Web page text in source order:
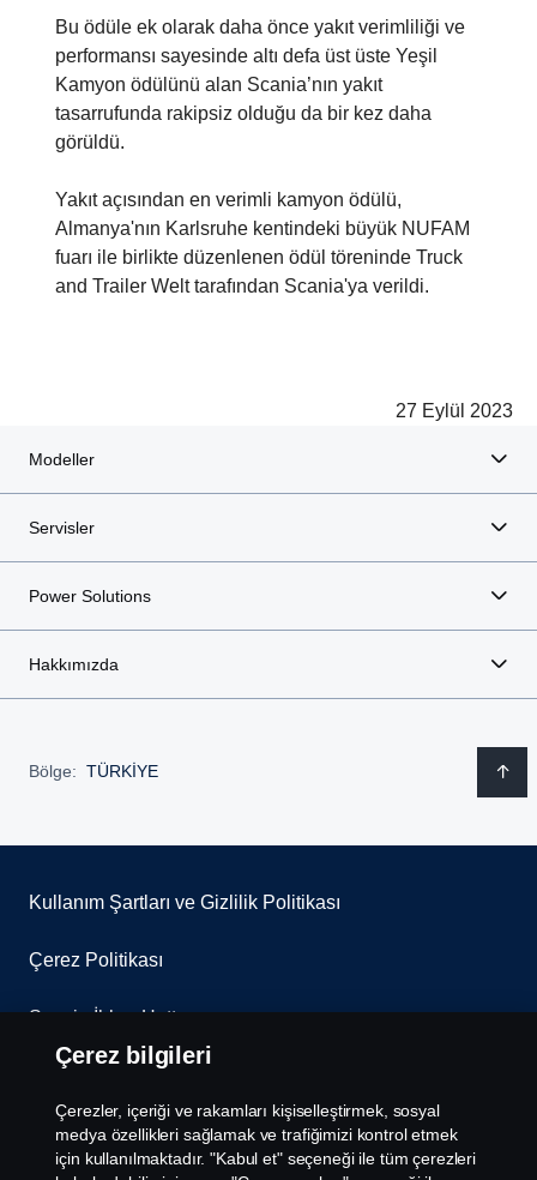
Bu ödüle ek olarak daha önce yakıt verimliliği ve
performansı sayesinde altı defa üst üste Yeşil
Kamyon ödülünü alan Scania’nın yakıt
tasarrufunda rakipsiz olduğu da bir kez daha
görüldü.
Yakıt açısından en verimli kamyon ödülü,
Almanya'nın Karlsruhe kentindeki büyük NUFAM
fuarı ile birlikte düzenlenen ödül töreninde Truck
and Trailer Welt tarafından Scania'ya verildi.
27 Eylül 2023
Modeller
Servisler
Power Solutions
Hakkımızda
Bölge: TÜRKİYE
Kullanım Şartları ve Gizlilik Politikası
Çerez Politikası
Scania İhbar Hattı
Scania Çerez Politikası
Scania Aydınlatma Metni
Çerez bilgileri
Çerezler, içeriği ve rakamları kişiselleştirmek, sosyal
medya özellikleri sağlamak ve trafiğimizi kontrol etmek
için kullanılmaktadır. "Kabul et" seçeneği ile tüm çerezleri